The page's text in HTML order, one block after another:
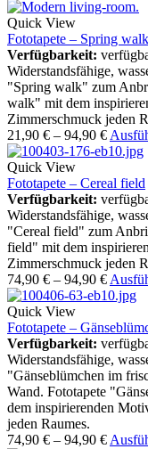
Quick View
Fototapete – Spring walk
Verfügbarkeit:
Widerstandsfähige,
"Spring walk" zum
walk" mit dem
Zimmerschmuck jeden
21,90 € – 94,90 €
Quick View
Fototapete – Cereal field
Verfügbarkeit:
Widerstandsfähige,
"Cereal field" zum
field" mit dem
Zimmerschmuck jeden
74,90 € – 94,90 €
Quick View
Fototapete –
Verfügbarkeit:
Widerstandsfähige,
"Gänseblümchen im
Wand. Fototapete
dem inspirierenden
jeden Raumes.
74,90 € – 94,90 €